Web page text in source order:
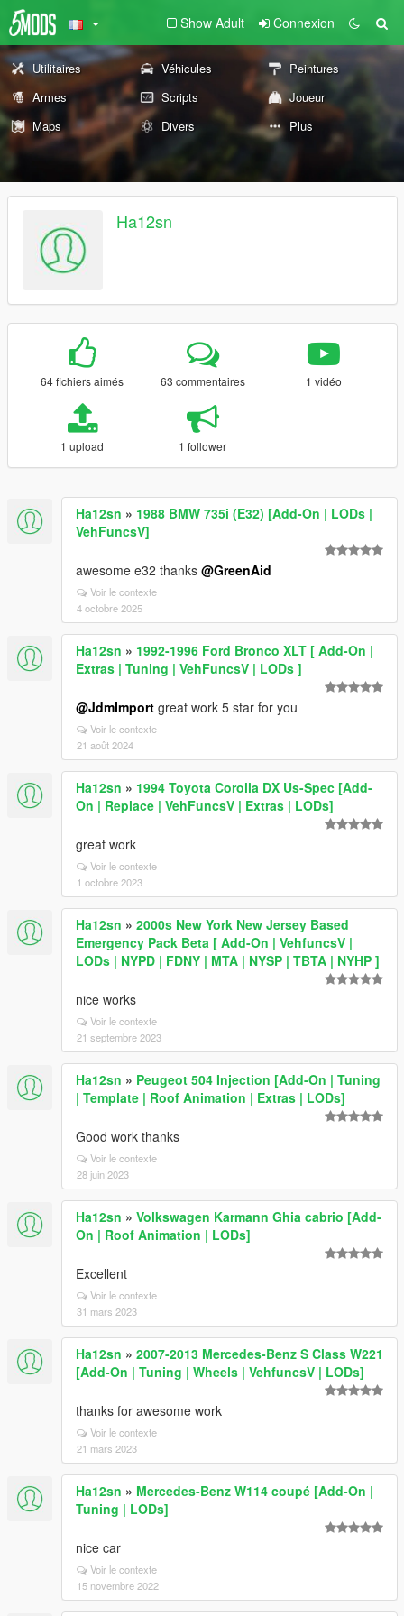
Show Adult Connexion
Utilitaires Véhicules
Peintures
Armes
Scripts
Joueur
Maps
Divers Plus
Ha12sn
64 fichiers aimés 63 commentaires 1 vidéo
1 upload 1 follower
Ha12sn » 1988 BMW 735i (E32) [Add-On | LODs |
VehFuncsV]
awesome e32 thanks @GreenAid
Voir le contexte
4 octobre 2025
Ha12sn » 1992-1996 Ford Bronco XLT [ Add-On |
Extras | Tuning | VehFuncsV | LODs ]
@JdmImport great work 5 star for you
Voir le contexte
21 août 2024
Ha12sn » 1994 Toyota Corolla DX Us-Spec [Add-
On | Replace | VehFuncsV | Extras | LODs]
great work
Voir le contexte
1 octobre 2023
Ha12sn » 2000s New York New Jersey Based
Emergency Pack Beta [ Add-On | VehfuncsV |
LODs | NYPD | FDNY | MTA | NYSP | TBTA | NYHP ]
nice works
Voir le contexte
21 septembre 2023
Ha12sn » Peugeot 504 Injection [Add-On | Tuning
| Template | Roof Animation | Extras | LODs]
Good work thanks
Voir le contexte
28 juin 2023
Ha12sn » Volkswagen Karmann Ghia cabrio [Add-
On | Roof Animation | LODs]
Excellent
Voir le contexte
31 mars 2023
Ha12sn » 2007-2013 Mercedes-Benz S Class W221
[Add-On | Tuning | Wheels | VehfuncsV | LODs]
thanks for awesome work
Voir le contexte
21 mars 2023
Ha12sn » Mercedes-Benz W114 coupé [Add-On |
Tuning | LODs]
nice car
Voir le contexte
15 novembre 2022